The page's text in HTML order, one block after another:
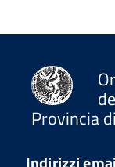
Provincia